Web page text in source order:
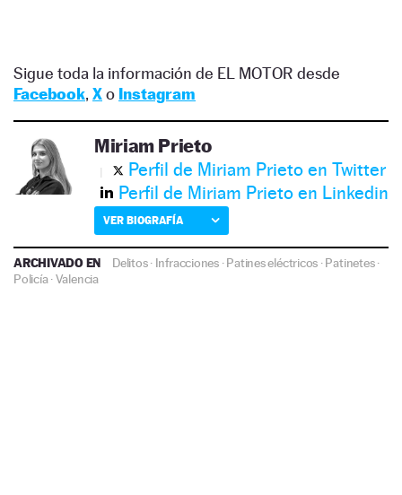
Sigue toda la información de EL MOTOR desde
Facebook, Xo Instagram
Miriam Prieto
Perfil de Miriam Prieto en Twitter
Perfil de Miriam Prieto en Linkedin
VER BIOGRAFÍA
ARCHIVADO EN Delitos· Infracciones·Patines eléctricos ·Patinetes·
Policía·Valencia